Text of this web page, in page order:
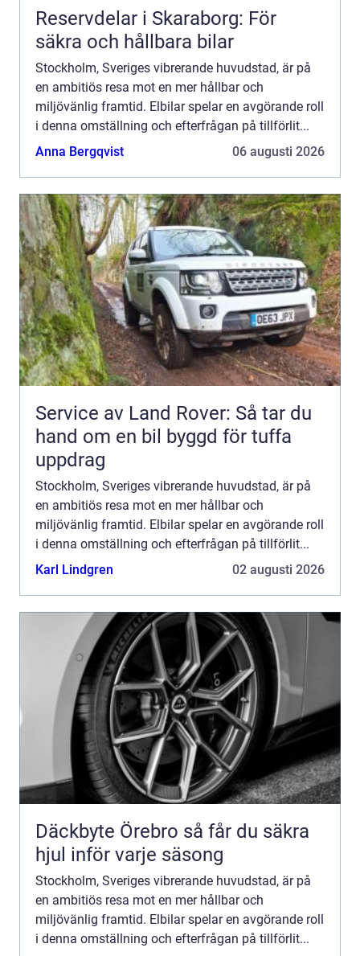
Reservdelar i Skaraborg: För
säkra och hållbara bilar
Stockholm, Sveriges vibrerande huvudstad, är på
en ambitiös resa mot en mer hållbar och
miljövänlig framtid. Elbilar spelar en avgörande roll
i denna omställning och efterfrågan på tillförlit...
Anna Bergqvist
06 augusti 2026
Service av Land Rover: Så tar du
hand om en bil byggd för tuffa
uppdrag
Stockholm, Sveriges vibrerande huvudstad, är på
en ambitiös resa mot en mer hållbar och
miljövänlig framtid. Elbilar spelar en avgörande roll
i denna omställning och efterfrågan på tillförlit...
Karl Lindgren
02 augusti 2026
Däckbyte Örebro så får du säkra
hjul inför varje säsong
Stockholm, Sveriges vibrerande huvudstad, är på
en ambitiös resa mot en mer hållbar och
miljövänlig framtid. Elbilar spelar en avgörande roll
i denna omställning och efterfrågan på tillförlit...